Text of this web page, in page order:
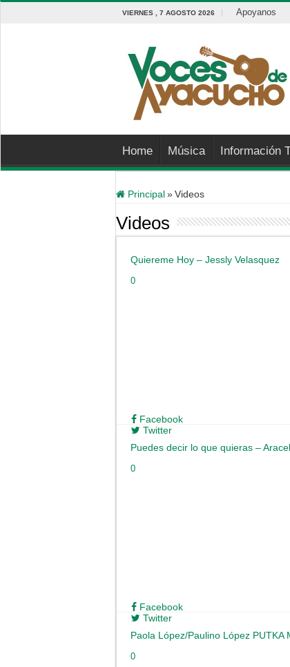
VIERNES , 7 AGOSTO 2026 Apoyanos
Home Música Información
Principal»Videos
Videos
Quiereme Hoy – Jessly Velasquez
0
Facebook
Twitter
Puedes decir lo que quieras –
0
Facebook
Twitter
Paola López/Paulino López PUTKA
0